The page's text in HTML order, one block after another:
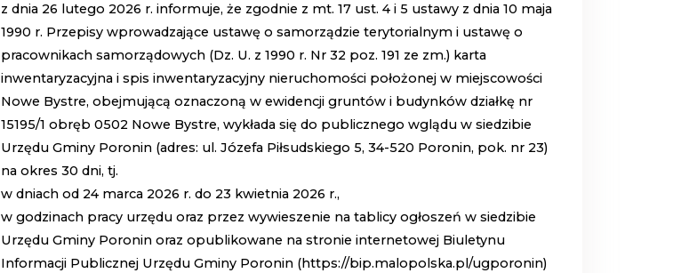
z dnia 26 lutego 2026 r. informuje, że zgodnie z mt. 17 ust. 4 i 5 ustawy z dnia 10 maja
1990 r. Przepisy wprowadzające ustawę o samorządzie terytorialnym i ustawę o
pracownikach samorządowych (Dz. U. z 1990 r. Nr 32 poz. 191 ze zm.) karta
inwentaryzacyjna i spis inwentaryzacyjny nieruchomości położonej w miejscowości
Nowe Bystre, obejmującą oznaczoną w ewidencji gruntów i budynków działkę nr
15195/1 obręb 0502 Nowe Bystre, wykłada się do publicznego wglądu w siedzibie
Urzędu Gminy Poronin (adres: ul. Józefa Piłsudskiego 5, 34-520 Poronin, pok. nr 23)
na okres 30 dni, tj.
w dniach od 24 marca 2026 r. do 23 kwietnia 2026 r.,
w godzinach pracy urzędu oraz przez wywieszenie na tablicy ogłoszeń w siedzibie
Urzędu Gminy Poronin oraz opublikowane na stronie internetowej Biuletynu
Informacji Publicznej Urzędu Gminy Poronin (https://bip.malopolska.pl/ugporonin)